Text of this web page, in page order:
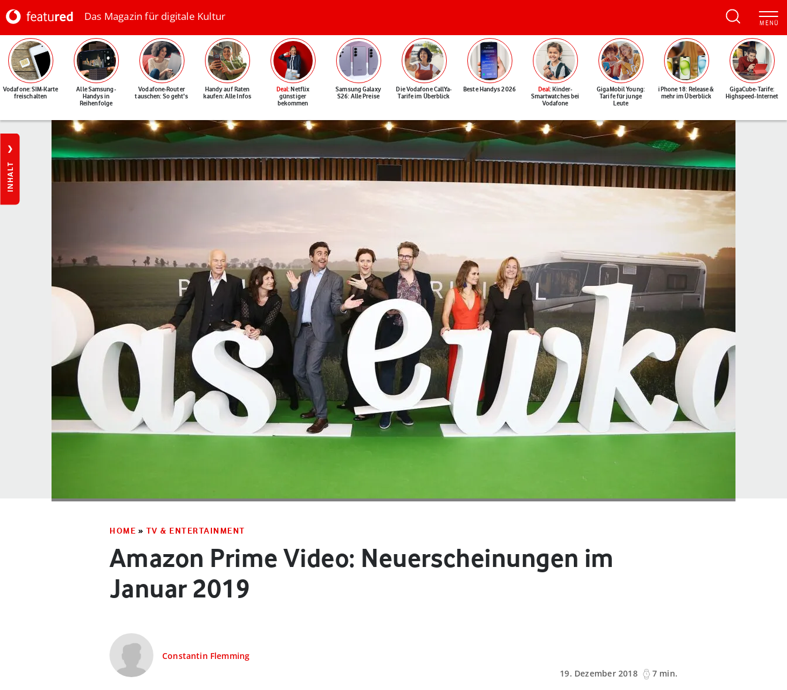
Das Magazin für digitale Kultur
Vodafone: SIM-Karte
freischalten
Alle Samsung-
Handys in
Reihenfolge
Vodafone-Router
tauschen: So geht's
Handy auf Raten
kaufen: Alle Infos
Deal: Netflix
günstiger
bekommen
Samsung Galaxy
S26: Alle Preise
Die Vodafone CallYa-
Tarife im Überblick
Beste Handys 2026 Deal: Kinder-
Smartwatches bei
Vodafone
GigaMobil Young:
Tarife für junge
Leute
iPhone 18: Release &
mehr im Überblick
GigaCube-Tarife:
Highspeed-Internet
INHALT
HOME » TV & ENTERTAINMENT
Amazon Prime Video: Neuerscheinungen im
Januar 2019
Constantin Flemming
19. Dezember 2018
7 min.